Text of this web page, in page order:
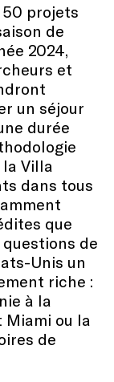
projets
de
2024,
et
un séjour
durée
Villa
dans tous
que
de
Unis un
riche :
à la
Miami ou la
de